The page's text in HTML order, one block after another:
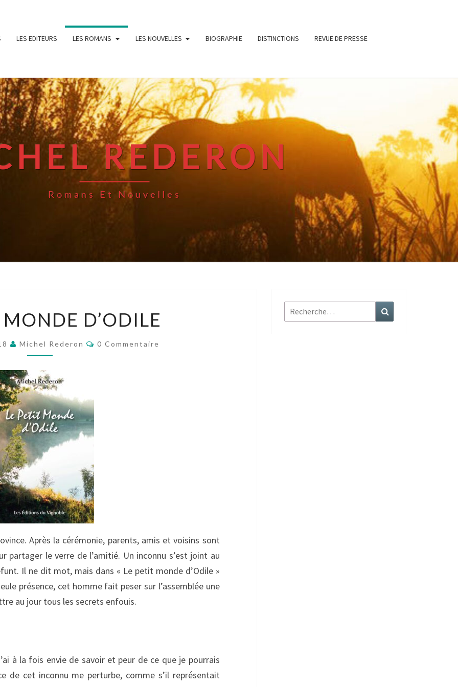
LES EDITEURS LES ROMANS LES NOUVELLES BIOGRAPHIE DISTINCTIONS REVUE DE PRESSE
REDERON
Romans Et Nouvelles
PETIT
D’ODILE
Michel Rederon Commentaires
0 Commentaire
Après la cérémonie, parents, amis et voisins sont
partager le verre de l’amitié. Un inconnu s’est joint au
Il ne dit mot, mais dans « Le petit monde d’Odile »
présence, cet homme fait peser sur l’assemblée une
au jour tous les secrets enfouis.
à la fois envie de savoir et peur de ce que je pourrais
de cet inconnu me perturbe, comme s’il représentait
Rechercher :